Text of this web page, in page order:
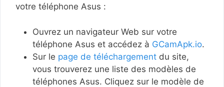
votre téléphone Asus :
Ouvrez un navigateur Web sur votre
téléphone Asus et accédez à GCamApk.io.
Sur le page de téléchargement du site,
vous trouverez une liste des modèles de
téléphones Asus. Cliquez sur le modèle de